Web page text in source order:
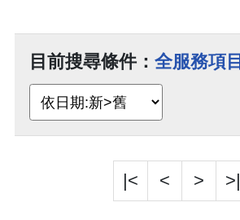
目前搜尋條件： 全服務項目
|< < > >|